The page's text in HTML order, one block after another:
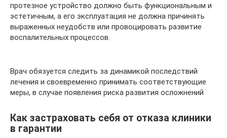
протезное устройство должно быть функциональным и
эстетичным, а его эксплуатация не должна причинять
выраженных неудобств или провоцировать развитие
воспалительных процессов.
Врач обязуется следить за динамикой последствий
лечения и своевременно принимать соответствующие
меры, в случае появления риска развития осложнений
Как застраховать себя от отказа клиники
в гарантии